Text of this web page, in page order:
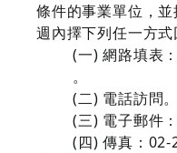
條件的事業單位，
週內擇下列任一方式
(一) 網路填表：
。
(二) 電話訪問。
(三) 電子郵件
(四) 傳真：02-